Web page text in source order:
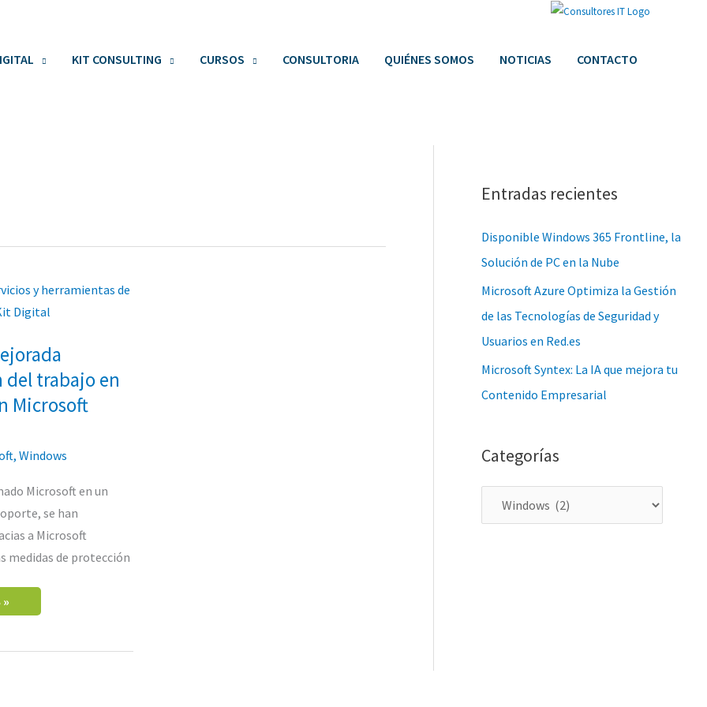
KIT CONSULTING CURSOS CONSULTORIA QUIÉNES SOMOS NOTICIAS CONTACTO
del trabajo en
Microsoft
,Windows
Microsoft en un
se han
a Microsoft
medidas de protección
»
Entradas recientes
Disponible Windows 365 Frontline, la
Solución de PC en la Nube
Microsoft Azure Optimiza la Gestión
de las Tecnologías de Seguridad y
Usuarios en Red.es
Microsoft Syntex: La IA que mejora tu
Contenido Empresarial
Categorías
e
g
o
í